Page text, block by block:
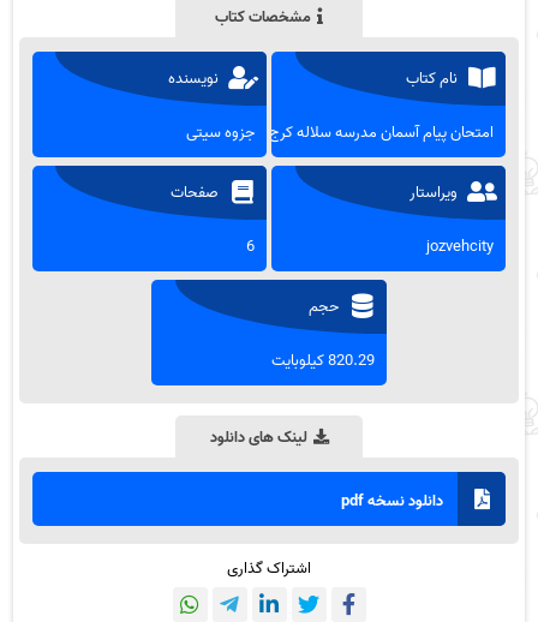
مشخصات کتاب
نام کتاب
امتحان پیام آسمان مدرسه سلاله کرج
نویسنده
جزوه سیتی
ویراستار
jozvehcity
صفحات
6
حجم
820.29 کیلوبایت
لینک های دانلود
دانلود نسخه pdf
اشتراک گذاری